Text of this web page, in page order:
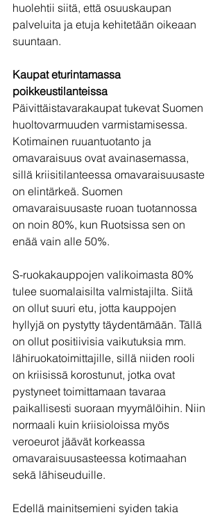
huolehtii siitä, että osuuskaupan
palveluita ja etuja kehitetään oikeaan
suuntaan.
Kaupat eturintamassa
poikkeustilanteissa
Päivittäistavarakaupat tukevat Suomen
huoltovarmuuden varmistamisessa.
Kotimainen ruuantuotanto ja
omavaraisuus ovat avainasemassa,
sillä kriisitilanteessa omavaraisuusaste
on elintärkeä. Suomen
omavaraisuusaste ruoan tuotannossa
on noin 80%, kun Ruotsissa sen on
enää vain alle 50%.
S-ruokakauppojen valikoimasta 80%
tulee suomalaisilta valmistajilta. Siitä
on ollut suuri etu, jotta kauppojen
hyllyjä on pystytty täydentämään. Tällä
on ollut positiivisia vaikutuksia mm.
lähiruokatoimittajille, sillä niiden rooli
on kriisissä korostunut, jotka ovat
pystyneet toimittamaan tavaraa
paikallisesti suoraan myymälöihin. Niin
normaali kuin kriisioloissa myös
veroeurot jäävät korkeassa
omavaraisuusasteessa kotimaahan
sekä lähiseuduille.
Edellä mainitsemieni syiden takia